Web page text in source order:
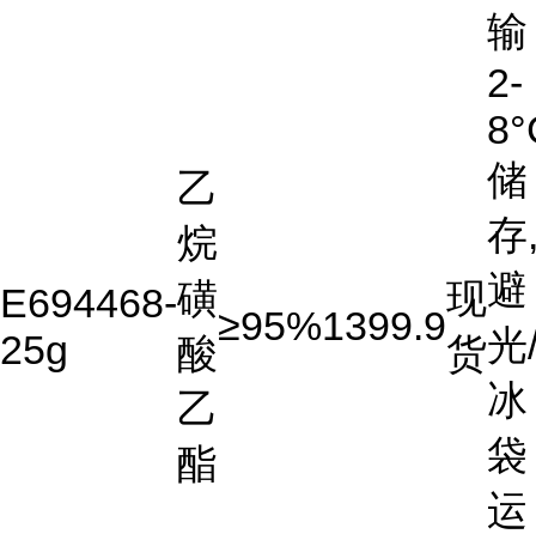
输
E694468-
25g
乙
烷
磺
酸
乙
酯
≥95%1399.9
现
货
2-
储
存
避
光
冰
袋
运